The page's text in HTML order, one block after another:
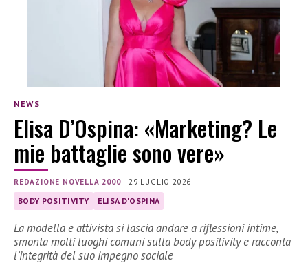
NEWS
Elisa D’Ospina: «Marketing? Le
mie battaglie sono vere»
REDAZIONE NOVELLA 2000| 29 LUGLIO 2026
BODY POSITIVITY ELISA D'OSPINA
La modella e attivista si lascia andare a riflessioni intime,
smonta molti luoghi comuni sulla body positivity e racconta
l’integrità del suo impegno sociale